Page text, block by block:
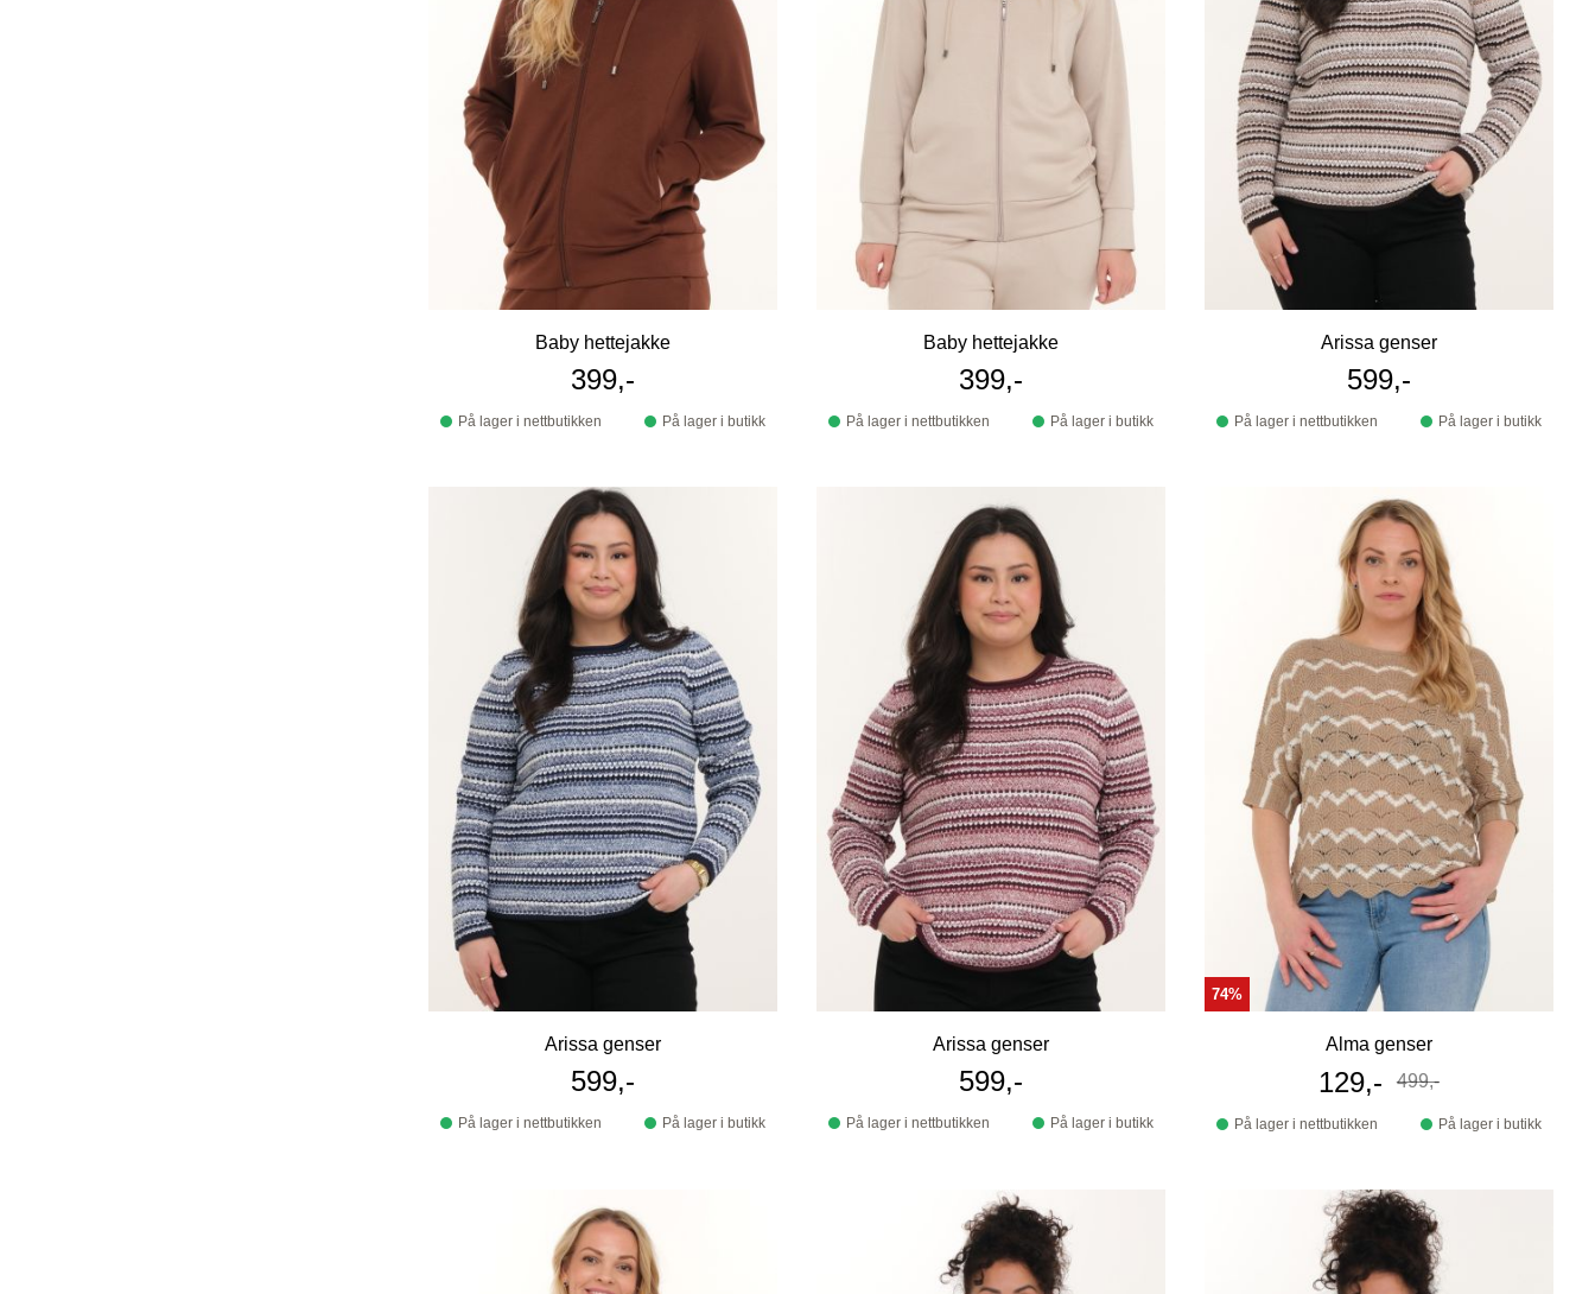
Baby hettejakke
399,-
På lager i nettbutikken På lager i butikk
Baby hettejakke
399,-
På lager i nettbutikken På lager i butikk
Arissa genser
599,-
På lager i nettbutikken På lager i butikk
Arissa genser
599,-
På lager i nettbutikken På lager i butikk
Arissa genser
599,-
På lager i nettbutikken På lager i butikk
74%
Alma genser
Tilbudspris
129,- Før
499,-
På lager i nettbutikken På lager i butikk